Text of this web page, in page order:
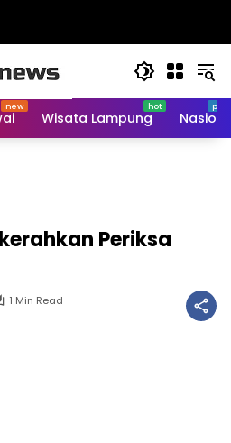
Wisata Lampung
Periksa
1 Min Read